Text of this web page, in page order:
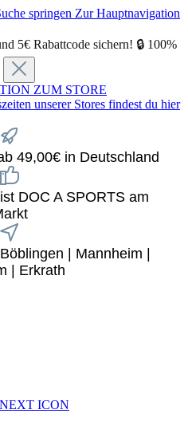
springen Zur Hauptnavigation
5€ Rabattcode sichern! 🔒 100%
ZUM STORE
unserer Stores findest du hier
49,00€ in Deutschland
DOC A SPORTS am
| Mannheim |
| Erkrath
ICON